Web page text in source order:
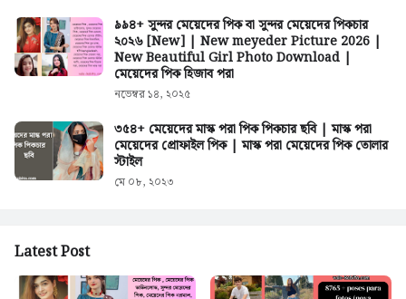
৯৯৪+ সুন্দর মেয়েদের পিক বা সুন্দর মেয়েদের পিকচার
২০২৬ [New] | New meyeder Picture 2026 |
New Beautiful Girl Photo Download |
মেয়েদের পিক হিজাব পরা
নভেম্বর ১৪, ২০২৫
৩৫৪+ মেয়েদের মাস্ক পরা পিক পিকচার ছবি | মাস্ক পরা
মেয়েদের প্রোফাইল পিক | মাস্ক পরা মেয়েদের পিক তোলার
স্টাইল
মে ০৮, ২০২৩
Latest Post